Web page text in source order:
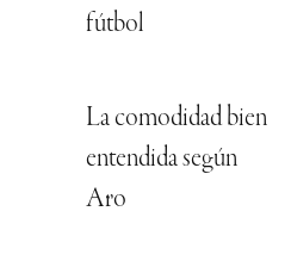
fútbol
La comodidad bien
entendida según
Aro